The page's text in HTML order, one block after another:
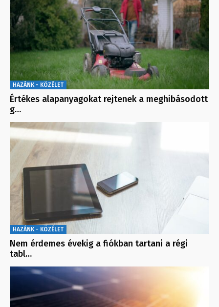
HAZÁNK - KÖZÉLET
Értékes alapanyagokat rejtenek a meghibásodott
g…
HAZÁNK - KÖZÉLET
Nem érdemes évekig a fiókban tartani a régi
tabl…